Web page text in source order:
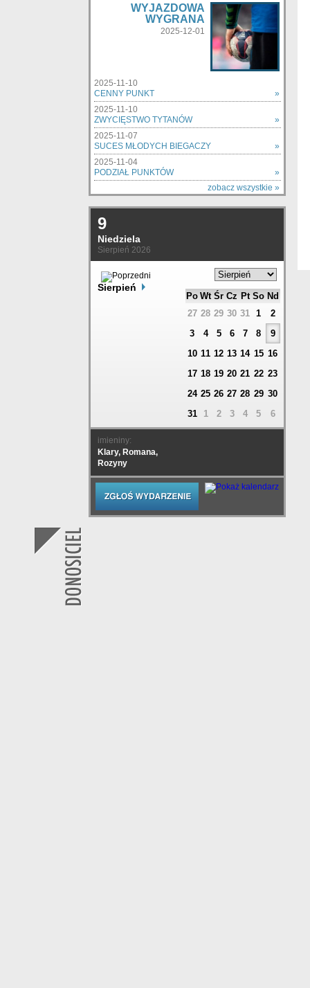
WYJAZDOWA
WYGRANA
2025-12-01
2025-11-10
CENNY PUNKT
»
2025-11-10
ZWYCIĘSTWO TYTANÓW
»
2025-11-07
SUCES MŁODYCH BIEGACZY
»
2025-11-04
PODZIAŁ PUNKTÓW
»
zobacz wszystkie »
9
Niedziela
Sierpień 2026
Sierpień
Po Wt Śr Cz Pt So Nd
27 28 29 30 31 1
2
3
4 5 6 7 8
9
10 11 12 13 14 15 16
17 18 19 20 21 22 23
24 25 26 27 28 29 30
31
1 2 3 4 5 6
imieniny:
Klary, Romana,
Rozyny